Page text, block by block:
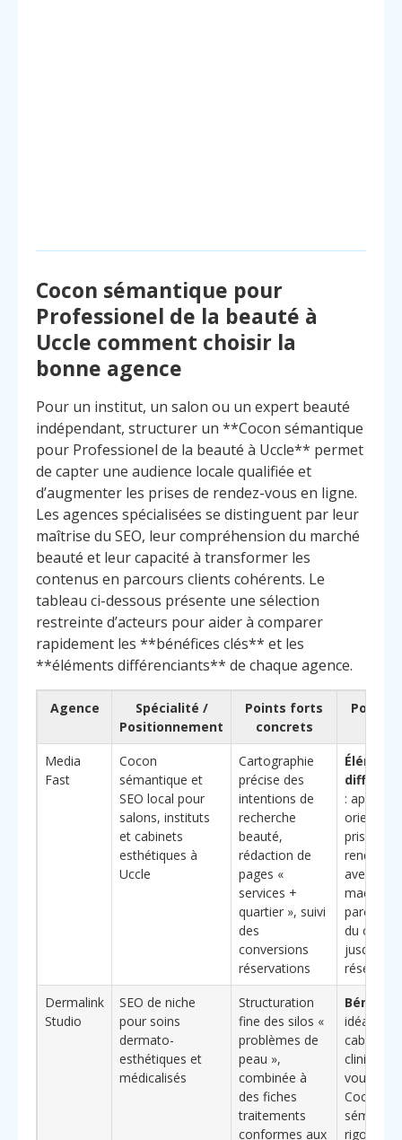
Cocon sémantique pour
Professionel de la beauté à
Uccle comment choisir la
bonne agence
Pour un institut, un salon ou un expert beauté
indépendant, structurer un **Cocon sémantique
pour Professionel de la beauté à Uccle** permet
de capter une audience locale qualifiée et
d’augmenter les prises de rendez-vous en ligne.
Les agences spécialisées se distinguent par leur
maîtrise du SEO, leur compréhension du marché
beauté et leur capacité à transformer les
contenus en parcours clients cohérents. Le
tableau ci-dessous présente une sélection
restreinte d’acteurs pour aider à comparer
rapidement les **bénéfices clés** et les
**éléments différenciants** de chaque agence.
Agence
Spécialité /
Positionnement
Points forts
concrets
Media
Fast
Cocon
sémantique et
SEO local pour
salons, instituts
et cabinets
esthétiques à
Uccle
Cartographie
précise des
intentions de
recherche
beauté,
rédaction de
pages «
services +
quartier », suivi
des
conversions
réservations
Élément
:
orientée
prises de
rendez-
avec
parcours
du clic
jusqu’à la
Dermalink
Studio
SEO de niche
pour soins
dermato-
esthétiques et
médicalisés
Structuration
fine des silos «
problèmes de
peau »,
combinée à
des fiches
traitements
conformes aux
idéal pour
cabinets
cliniques
voulant
Cocon
rigoureux,